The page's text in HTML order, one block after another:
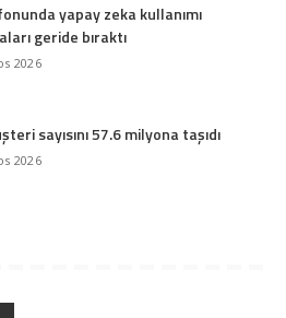
yapay zeka kullanımı
geride bıraktı
2026
sayısını 57.6 milyona taşıdı
2026